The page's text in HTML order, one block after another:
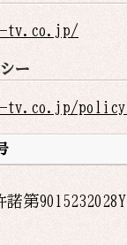
tv.co.jp/
ー
tv.co.jp/
諾第